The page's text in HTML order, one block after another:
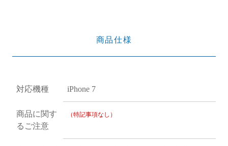
商品仕様
対応機種 iPhone 7
商品に関す
るご注意
（特記事項なし）